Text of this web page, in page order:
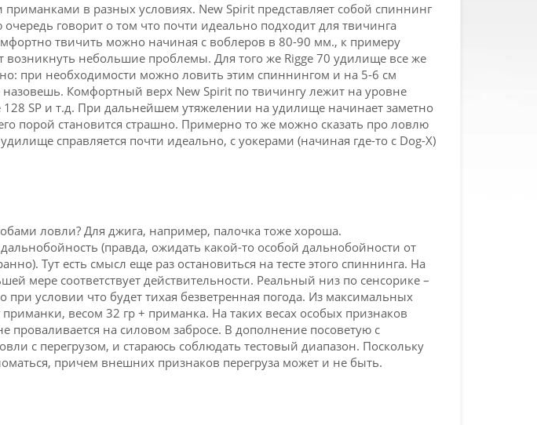
в разных условиях. New Spirit представляет собой спиннинг
говорит о том что почти идеально подходит для твичинга
твичить можно начиная с воблеров в 80-90 мм., к примеру
небольшие проблемы. Для того же Rigge 70 удилище все же
при необходимости можно ловить этим спиннингом и на 5-6 см
Комфортный верх New Spirit по твичингу лежит на уровне
128 SP и т.д. При дальнейшем утяжелении на удилище начинает заметно
порой становится страшно. Примерно то же можно сказать про ловлю
справляется почти идеально, с уокерами (начиная где-то с Dog-X)
ловли? Для джига, например, палочка тоже хороша.
(правда, ожидать какой-то особой дальнобойности от
Тут есть смысл еще раз остановиться на тесте этого спиннинга. На
мере соответствует действительности. Реальный низ по сенсорике –
условии что будет тихая безветренная погода. Из максимальных
весом 32 гр + приманка. На таких весах особых признаков
проваливается на силовом забросе. В дополнение посоветую с
с перегрузом, и стараюсь соблюдать тестовый диапазон. Поскольку
причем внешних признаков перегруза может и не быть.